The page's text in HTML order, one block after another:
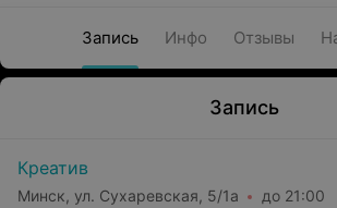
Запись Инфо Отзывы
Запись
Креатив
Минск, ул. Сухаревская, 5/1а до 21:00